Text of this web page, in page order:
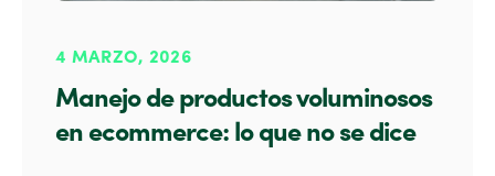
4 MARZO, 2026
Manejo de productos voluminosos
en ecommerce: lo que no se dice